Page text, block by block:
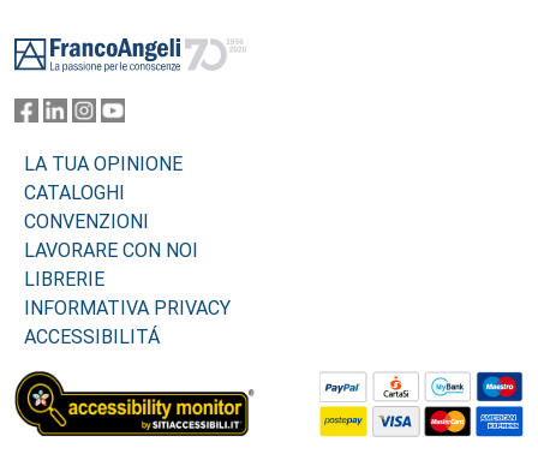
LA TUA OPINIONE
CATALOGHI
CONVENZIONI
LAVORARE CON NOI
LIBRERIE
INFORMATIVA PRIVACY
ACCESSIBILITÁ